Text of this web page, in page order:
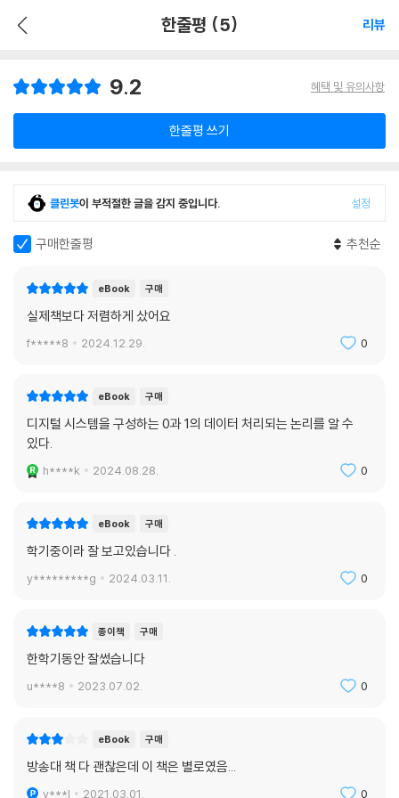
한줄평 (5) 리뷰
9.2 혜택 및 유의사항
한줄평 쓰기
클린봇이 부적절한 글을 감지 중입니다. 설정
구매한줄평 추천순
eBook 구매
실제책보다 저렴하게 샀어요
f*****8 2024.12.29. 0
eBook 구매
디지털 시스템을 구성하는 0과 1의 데이터 처리되는 논리를 알 수
있다.
h****k 2024.08.28. 0
eBook 구매
학기중이라 잘 보고있습니다 .
y*********g 2024.03.11. 0
종이책 구매
한학기동안 잘썼습니다
u****8 2023.07.02. 0
eBook 구매
방송대 책 다 괜찮은데 이 책은 별로였음...
y***l 2021.03.01. 0